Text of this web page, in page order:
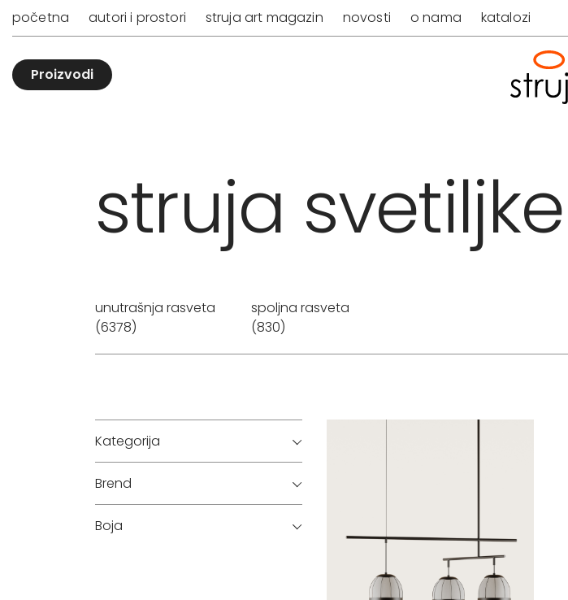
početna autori i prostori struja art magazin novosti o nama katalozi
Proizvodi
struja svetiljke
unutrašnja rasveta
(6378)
spoljna rasveta
(830)
Kategorija
Brend
Boja